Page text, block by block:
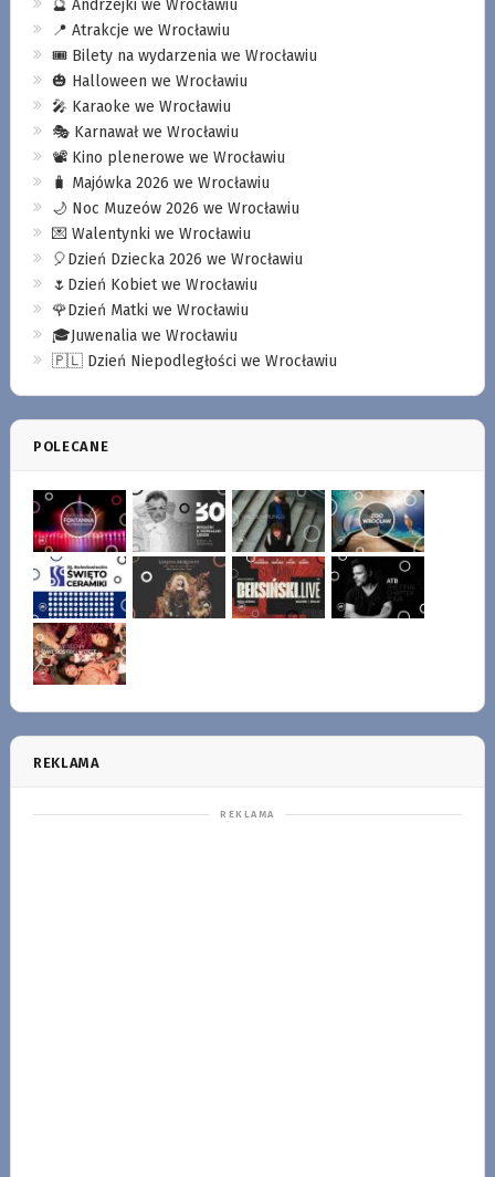
🔮 Andrzejki we Wrocławiu
📍 Atrakcje we Wrocławiu
🎟️ Bilety na wydarzenia we Wrocławiu
🎃 Halloween we Wrocławiu
🎤 Karaoke we Wrocławiu
🎭 Karnawał we Wrocławiu
📽️ Kino plenerowe we Wrocławiu
🧳 Majówka 2026 we Wrocławiu
🌙 Noc Muzeów 2026 we Wrocławiu
💌 Walentynki we Wrocławiu
🎈Dzień Dziecka 2026 we Wrocławiu
🌷Dzień Kobiet we Wrocławiu
🌹Dzień Matki we Wrocławiu
🎓Juwenalia we Wrocławiu
🇵🇱 Dzień Niepodległości we Wrocławiu
POLECANE
REKLAMA